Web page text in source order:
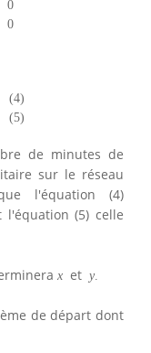
0
0
(4)
(5)
de minutes de
sur le réseau
l'équation (4)
(5) celle
x et y
de départ dont